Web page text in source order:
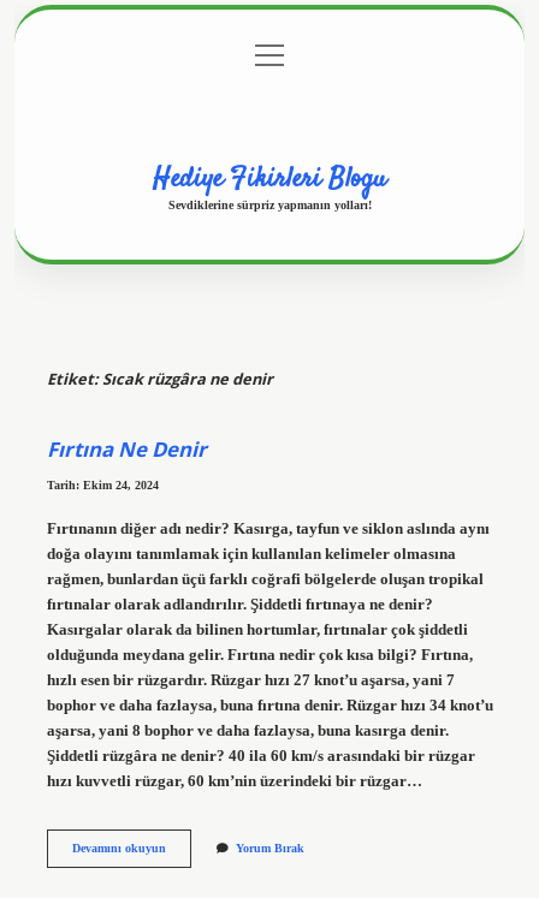
Gizlilik Politikası
menüyü
aç
Hediye Fikirleri Blogu
Sevdiklerine sürpriz yapmanın yolları!
Etiket:Sıcak rüzgâra ne denir
Fırtına Ne Denir
Tarih: Ekim 24, 2024
Fırtınanın diğer adı nedir? Kasırga, tayfun ve siklon aslında aynı
doğa olayını tanımlamak için kullanılan kelimeler olmasına
rağmen, bunlardan üçü farklı coğrafi bölgelerde oluşan tropikal
fırtınalar olarak adlandırılır. Şiddetli fırtınaya ne denir?
Kasırgalar olarak da bilinen hortumlar, fırtınalar çok şiddetli
olduğunda meydana gelir. Fırtına nedir çok kısa bilgi? Fırtına,
hızlı esen bir rüzgardır. Rüzgar hızı 27 knot’u aşarsa, yani 7
bophor ve daha fazlaysa, buna fırtına denir. Rüzgar hızı 34 knot’u
aşarsa, yani 8 bophor ve daha fazlaysa, buna kasırga denir.
Şiddetli rüzgâra ne denir? 40 ila 60 km/s arasındaki bir rüzgar
hızı kuvvetli rüzgar, 60 km’nin üzerindeki bir rüzgar…
Devamını okuyunFırtına
Yorum Bırak